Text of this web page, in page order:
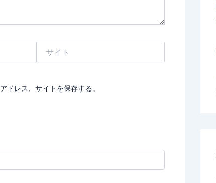
ドレス、サイトを保存する。